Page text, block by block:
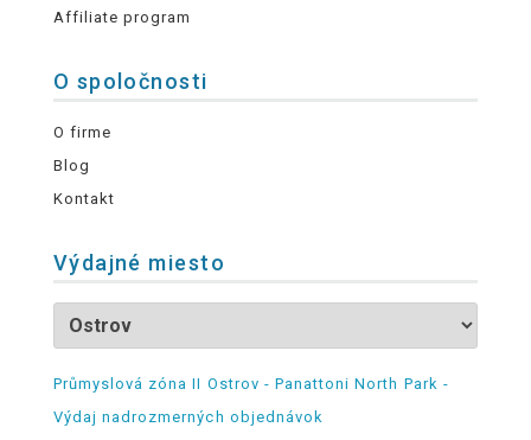
Affiliate program
O spoločnosti
O firme
Blog
Kontakt
Výdajné miesto
Průmyslová zóna II Ostrov - Panattoni North Park -
Výdaj nadrozmerných objednávok